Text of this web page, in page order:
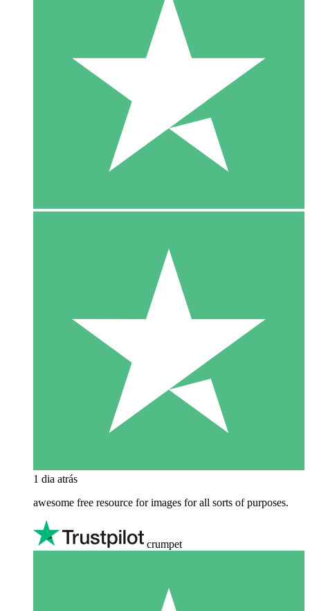
1 dia atrás
awesome free resource for images for all sorts of purposes.
crumpet